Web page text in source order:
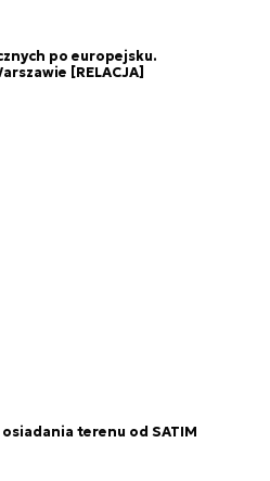
po europejsku.
[RELACJA]
terenu od SATIM